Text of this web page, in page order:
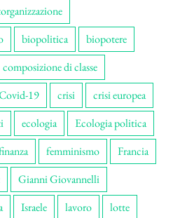
biopolitica
biopotere
composizione di classe
19 crisi
crisi europea
ecologia
Ecologia politica
femminismo
Francia
Gianni Giovannelli
Israele lavoro lotte